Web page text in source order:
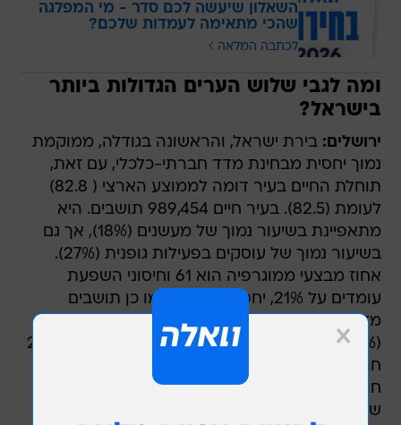
השאלון שיעשה לכם סדר - מי המפלגה
שהכי מתאימה לעמדות שלכם?
לכתבה המלאה
ומה לגבי שלוש הערים הגדולות ביותר
בישראל?
ירושלים: בירת ישראל, והראשונה בגודלה, ממוקמת
נמוך יחסית מבחינת מדד חברתי-כלכלי, עם זאת,
תוחלת החיים בעיר דומה לממוצע הארצי ( 82.8)
לעומת (82.5). בעיר חיים 989,454 תושבים. היא
מתאפיינת בשיעור נמוך של מעשנים (18%), אך גם
בשיעור נמוך של עוסקים בפעילות גופנית (27%).
אחוז מבצעי ממוגרפיה הוא 61 וחיסוני השפעת
עומדים על 21%, יחסית נמוכים. כמו כן תושבים
מדווחים על שיעורים נמוכים של מוגבלות תפקודית
(20%). ערכי התחלואה בעיר בסרטן עומדים על 297
חולים על כל מאה אלף. התושבים מדווחים על